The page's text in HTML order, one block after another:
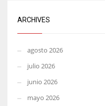
ARCHIVES
agosto 2026
julio 2026
junio 2026
mayo 2026